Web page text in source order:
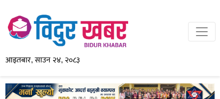
आइतबार, साउन २४, २०८३